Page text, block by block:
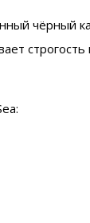
чёрный
строгость